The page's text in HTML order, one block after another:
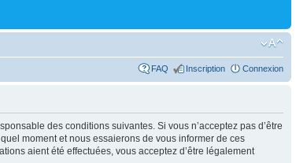
FAQ Inscription Connexion
des conditions suivantes. Si vous n’acceptez pas d’être
moment et nous essaierons de vous informer de ces
aient été effectuées, vous acceptez d’être légalement